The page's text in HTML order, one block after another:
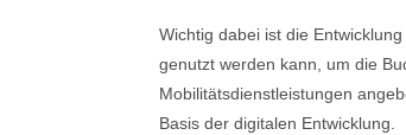
Wichtig dabei ist die
genutzt werden kann, um die
Mobilitätsdienstleistungen
Basis der digitalen Entwicklung.